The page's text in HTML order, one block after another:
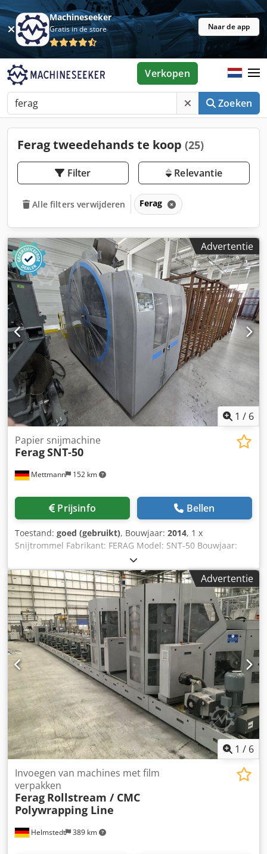
Machineseeker
Gratis in de store Naar de app
Zoeken
Verkopen
Ferag tweedehands te koop (25)
Filter Relevantie
Alle filters verwijderen Ferag
Advertentie
1 / 6
Mettmann 152 km
Papier snijmachine
FeragSNT-50
Prijsinfo Bellen
Toestand: goed (gebruikt), Bouwjaar: 2014, 1 x
Snijtrommel Fabrikant: FERAG Model: SNT-50 Bouwjaar:
2014 Staat: goed, tot demontage in productie gebruikt
Cjdpfx Aney Udademerf Andere gebruikte FERAG units,
zoals aanvoer- en afvoerstations (ook van recentere
bouwjaren), evenals SDB-installaties zijn beschikbaar.
Neem gerust contact op voor meer informatie!
Advertentie
1 / 6
Helmstedt 389 km
Invoegen van machines met film
verpakken
Ferag Rollstream / CMC
Polywrapping Line